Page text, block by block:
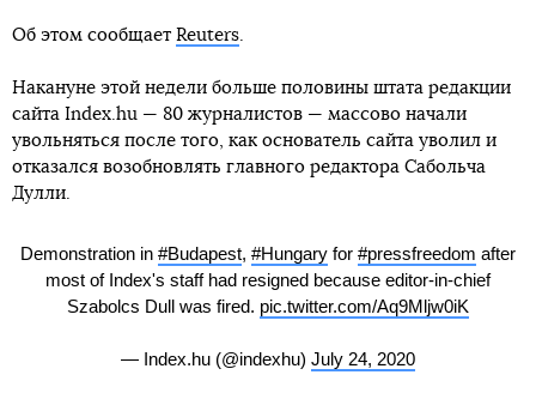
Об этом сообщает Reuters.
Накануне этой недели больше половины штата редакции
сайта Index.hu — 80 журналистов — массово начали
увольняться после того, как основатель сайта уволил и
отказался возобновлять главного редактора Сабольча
Дулли.
Demonstration in #Budapest, #Hungary for #pressfreedom after
most of Index's staff had resigned because editor-in-chief
Szabolcs Dull was fired. pic.twitter.com/Aq9Mljw0iK
— Index.hu (@indexhu) July 24, 2020